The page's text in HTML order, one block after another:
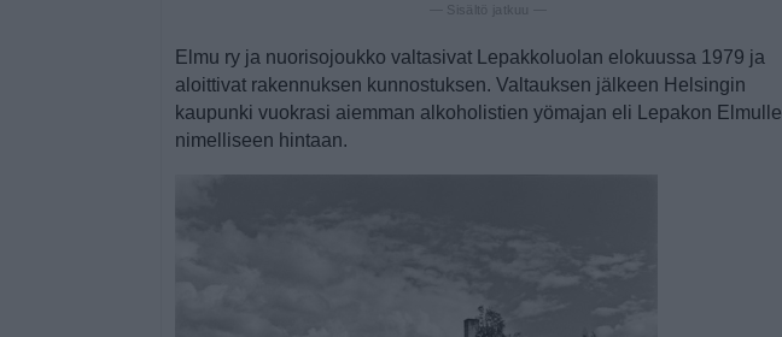
— Sisältö jatkuu —
Elmu ry ja nuorisojoukko valtasivat Lepakkoluolan elokuussa 1979 ja
aloittivat rakennuksen kunnostuksen. Valtauksen jälkeen Helsingin
kaupunki vuokrasi aiemman alkoholistien yömajan eli Lepakon Elmulle
nimelliseen hintaan.